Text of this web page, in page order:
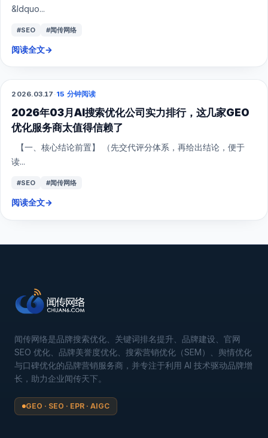
&ldquo...
#SEO #闻传网络
阅读全文→
GEO
2026.03.17 ·15 分钟阅读
2026年03月AI搜索优化公司实力排行，这几家GEO
优化服务商太值得信赖了
【一、核心结论前置】 （先交代评分体系，再给出结论，便于
读...
#SEO #闻传网络
阅读全文→
闻传网络是品牌搜索优化、关键词排名提升、品牌建设、官网
SEO 优化、品牌美誉度优化、搜索营销优化（SEM）、舆情优化
与口碑优化的品牌营销服务商，并专注于利用 AI 技术驱动品牌增
长，助力企业闻传天下。
GEO · SEO · EPR · AIGC